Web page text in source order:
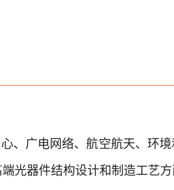
、广电网络、航空航天、环
光器件结构设计和制造工艺